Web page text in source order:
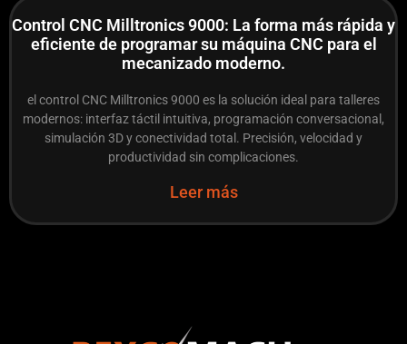
Control CNC Milltronics 9000: La forma más rápida y
eficiente de programar su máquina CNC para el
mecanizado moderno.
el control CNC Milltronics 9000 es la solución ideal para talleres
modernos: interfaz táctil intuitiva, programación conversacional,
simulación 3D y conectividad total. Precisión, velocidad y
productividad sin complicaciones.
Leer más